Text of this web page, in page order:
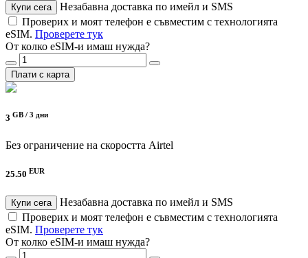
Купи сега
Незабавна доставка по имейл и SMS
Проверих и моят телефон е съвместим с технологията
eSIM. Проверете тук
От колко eSIM-и имаш нужда?
Плати с карта
3 GB / 3 дни
Без ограничение на скоростта Airtel
25.50 EUR
Купи сега
Незабавна доставка по имейл и SMS
Проверих и моят телефон е съвместим с технологията
eSIM. Проверете тук
От колко eSIM-и имаш нужда?